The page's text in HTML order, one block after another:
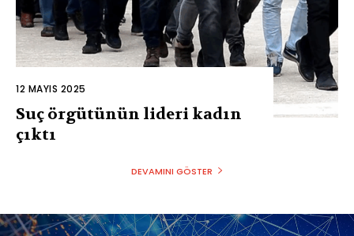
12 MAYIS 2025
Suç örgütünün lideri kadın
çıktı
DEVAMINI GÖSTER